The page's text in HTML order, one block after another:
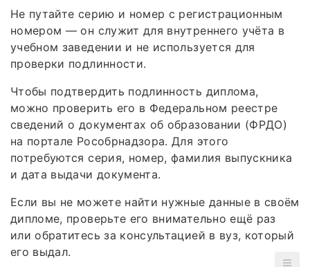
Не путайте серию и номер с регистрационным
номером — он служит для внутреннего учёта в
учебном заведении и не используется для
проверки подлинности.
Чтобы подтвердить подлинность диплома,
можно проверить его в Федеральном реестре
сведений о документах об образовании (ФРДО)
на портале Рособрнадзора. Для этого
потребуются серия, номер, фамилия выпускника
и дата выдачи документа.
Если вы не можете найти нужные данные в своём
дипломе, проверьте его внимательно ещё раз
или обратитесь за консультацией в вуз, который
его выдал.